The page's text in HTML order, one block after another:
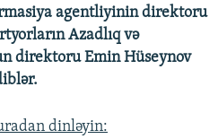
agentliyinin direktoru
Azadlıq və
direktoru Emin Hüseynov
dinləyin: